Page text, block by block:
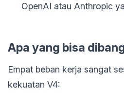
OpenAI atau Anthropic
Apa yang bisa
Empat beban kerja sangat
kekuatan V4: